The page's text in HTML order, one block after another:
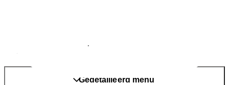
Gedetailleerd menu